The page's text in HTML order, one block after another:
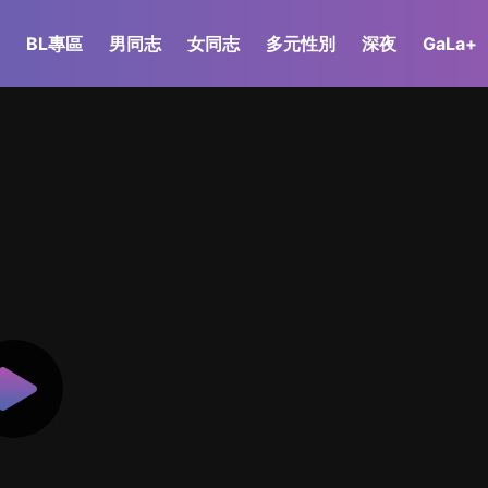
BL專區 男同志 女同志 多元性別 深夜 GaLa+